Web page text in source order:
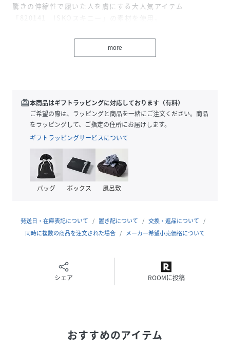
驚きの伸縮性で履いた人を虜にする大人気アイテム
「820141 ISKOスキニー」の素材を使用。
ストレッチ性があるので身体にぴたっと寄り添い、
美脚見えする計算されたフレアシルエットは
ハイウエストデザインなので、コンパクトなトップスとも
相性抜群です。
ワンピースとのレイヤードコーデもすっきりと合わせていた
だけます。
性別タイプ レディース
CAMBODIA
ポリエステル51% 綿46% ポリウレタン3%
【ライトブルー83,ミディアムブルー85,インディ
ゴ 88】
S、M、【WEB限定】XS、【WEB限定】S
(575793-83-02 PX5918 )
more
redeem本商品はギフトラッピングに対応しております（有料）
ご希望の際は、ラッピングと商品を一緒にご注文ください。商品
をラッピングして、ご指定の住所にお届けします。
ギフトラッピングサービスについて
バッグ ボックス 風呂敷
発送日・在庫表記について 置き配について
交換・返品について
同時に複数の商品を注文された場合
メーカー希望小売価格について
シェア ROOMに投稿
おすすめのアイテム